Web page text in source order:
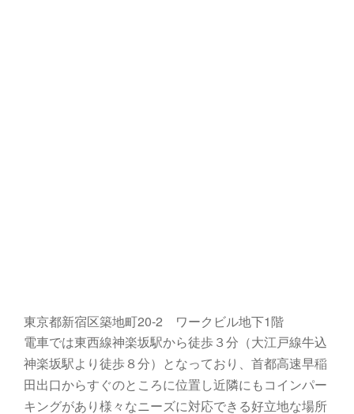
東京都新宿区築地町20‐2 ワークビル地下1階
電車では東西線神楽坂駅から徒歩３分（大江戸線牛込
神楽坂駅より徒歩８分）となっており、首都高速早稲
田出口からすぐのところに位置し近隣にもコインパー
キングがあり様々なニーズに対応できる好立地な場所